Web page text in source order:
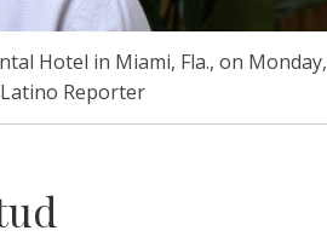
Hotel in Miami, Fla., on Monday,
Reporter